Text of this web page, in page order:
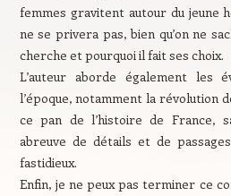
femmes gravitent autour du jeune
ne se privera pas, bien qu’on ne
cherche et pourquoi il fait ses choix.
L’auteur aborde également les
l’époque, notamment la révolution
ce pan de l’histoire de France,
abreuve de détails et de
fastidieux.
Enfin, je ne peux pas terminer ce